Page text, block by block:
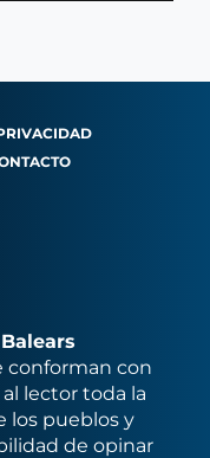
conforman con
lector toda la
los pueblos y
de opinar